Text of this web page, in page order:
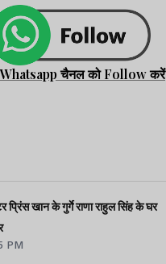
Whatsapp चैनल को Follow करें
PM